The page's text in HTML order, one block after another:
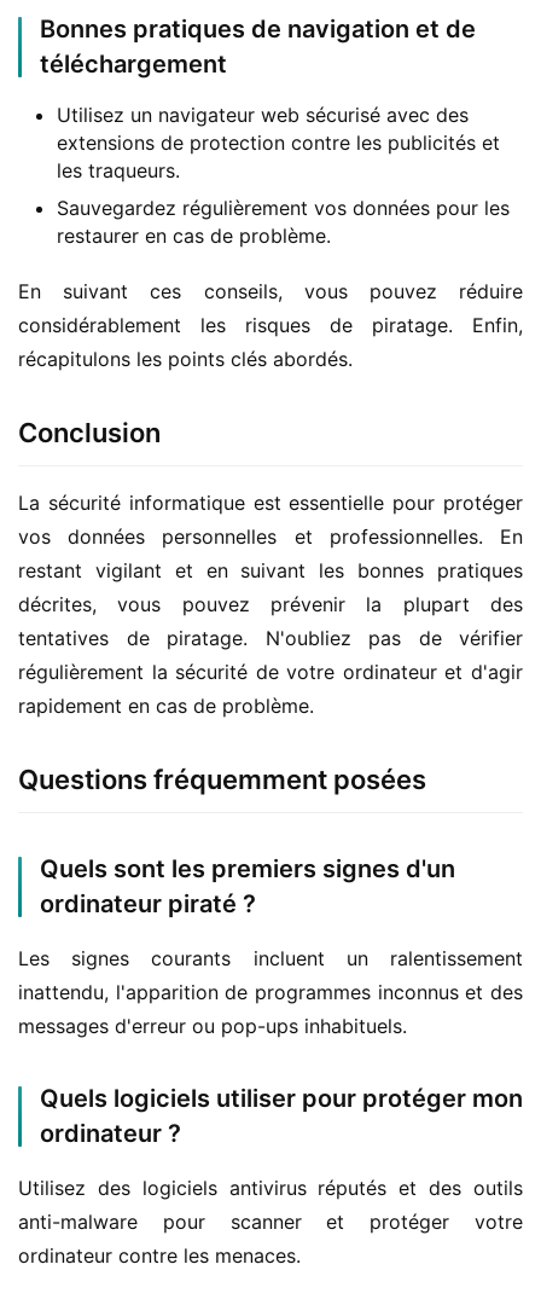
Bonnes pratiques de navigation et de
téléchargement
Utilisez un navigateur web sécurisé avec des
extensions de protection contre les publicités et
les traqueurs.
Sauvegardez régulièrement vos données pour les
restaurer en cas de problème.
En suivant ces conseils, vous pouvez réduire
considérablement les risques de piratage. Enfin,
récapitulons les points clés abordés.
Conclusion
La sécurité informatique est essentielle pour protéger
vos données personnelles et professionnelles. En
restant vigilant et en suivant les bonnes pratiques
décrites, vous pouvez prévenir la plupart des
tentatives de piratage. N'oubliez pas de vérifier
régulièrement la sécurité de votre ordinateur et d'agir
rapidement en cas de problème.
Questions fréquemment posées
Quels sont les premiers signes d'un
ordinateur piraté ?
Les signes courants incluent un ralentissement
inattendu, l'apparition de programmes inconnus et des
messages d'erreur ou pop-ups inhabituels.
Quels logiciels utiliser pour protéger mon
ordinateur ?
Utilisez des logiciels antivirus réputés et des outils
anti-malware pour scanner et protéger votre
ordinateur contre les menaces.